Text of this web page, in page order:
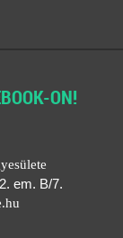
»
ON!
em. B/7.
.hu